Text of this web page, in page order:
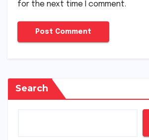
for the next time I comment.
Search